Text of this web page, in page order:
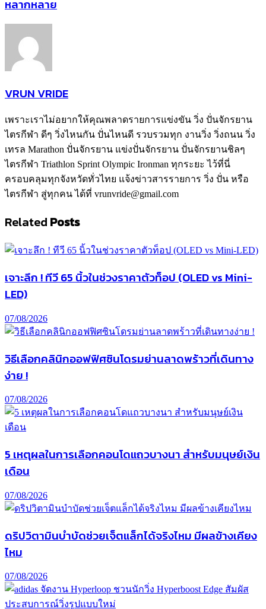
หลากหลาย
VRUN VRIDE
เพราะเราไม่อยากให้คุณพลาดรายการแข่งขัน วิ่ง ปั่นจักรยาน
ไตรกีฬา ดีๆ วิ่งไหนกัน ปั่นไหนดี รวบรวมทุก งานวิ่ง วิ่งถนน วิ่ง
เทรล Marathon ปั่นจักรยาน แข่งปั่นจักรยาน ปั่นจักรยานชิลๆ
ไตรกีฬา Triathlon Sprint Olympic Ironman ทุกระยะ ไว้ที่นี่
ครอบคลุมทุกจังหวัดทั่วไทย แจ้งข่าวสารรายการ วิ่ง ปั่น หรือ
ไตรกีฬา สู่ทุกคน ได้ที่ vrunvride@gmail.com
Related Posts
เจาะลึก ! ทีวี 65 นิ้วในช่วงราคาตัวท็อป (OLED vs Mini-
LED)
07/08/2026
วิธีเลือกคลินิกออฟฟิศซินโดรมย่านลาดพร้าวที่เดินทาง
ง่าย !
07/08/2026
5 เหตุผลในการเลือกคอนโดแถวบางนา สำหรับมนุษย์เงิน
เดือน
07/08/2026
ดริปวิตามินบำบัดช่วยเจ็ตแล็กได้จริงไหม มีผลข้างเคียง
ไหม
07/08/2026